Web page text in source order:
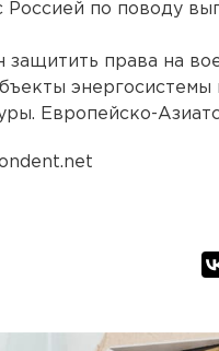
Россией по поводу
защитить права на
энергосистемы
Европейско-